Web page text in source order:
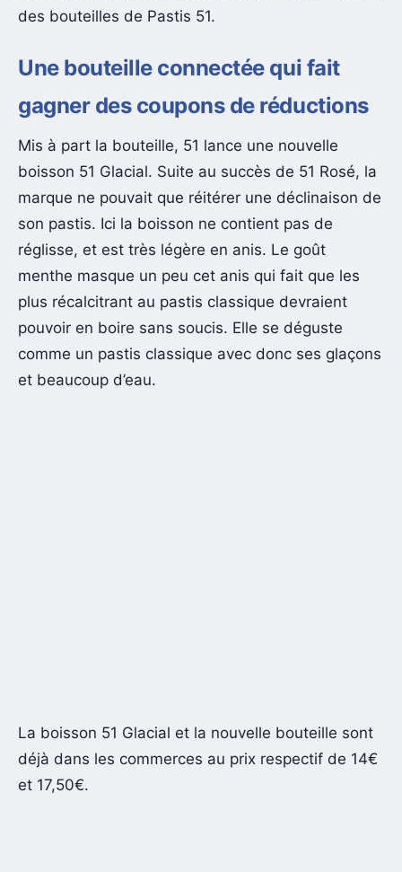
des bouteilles de Pastis 51.
Une bouteille connectée qui fait
gagner des coupons de réductions
Mis à part la bouteille, 51 lance une nouvelle
boisson 51 Glacial. Suite au succès de 51 Rosé, la
marque ne pouvait que réitérer une déclinaison de
son pastis. Ici la boisson ne contient pas de
réglisse, et est très légère en anis. Le goût
menthe masque un peu cet anis qui fait que les
plus récalcitrant au pastis classique devraient
pouvoir en boire sans soucis. Elle se déguste
comme un pastis classique avec donc ses glaçons
et beaucoup d’eau.
La boisson 51 Glacial et la nouvelle bouteille sont
déjà dans les commerces au prix respectif de 14€
et 17,50€.